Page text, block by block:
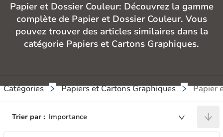
Papier et Dossier Couleur: Découvrez la gamme
complète de Papier et Dossier Couleur. Vous
pouvez trouver des articles similaires dans la
catégorie Papiers et Cartons Graphiques.
Catégories Papiers et Cartons Graphiques Papier
Trier par : Importance